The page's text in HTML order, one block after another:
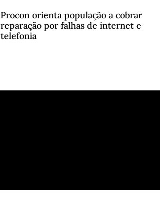
Procon orienta população a cobrar
reparação por falhas de internet e
telefonia